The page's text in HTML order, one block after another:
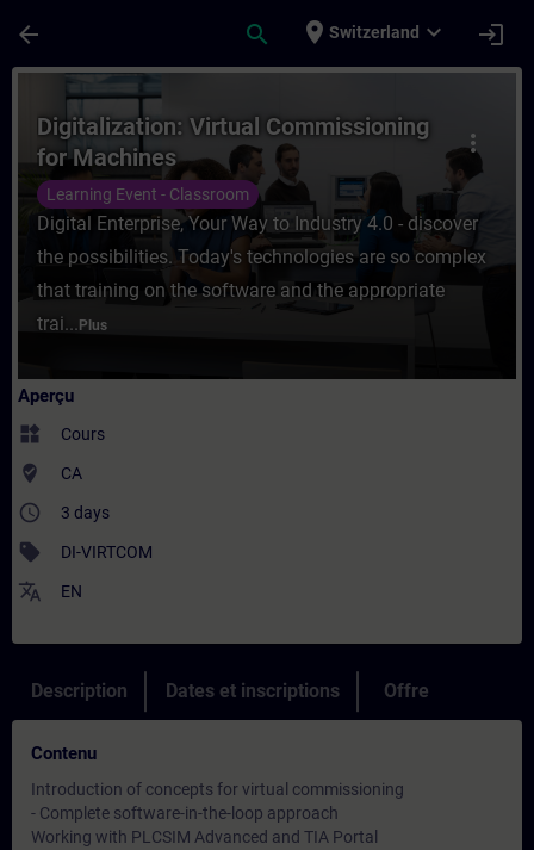
arrow_back search place Switzerland expand_more login
Cours - Digitalization: Virtual
more_vert
Digitalization: Virtual Commissioning
for Machines
Learning Event - Classroom
Digital Enterprise, Your Way to Industry 4.0 - discover
the possibilities. Today's technologies are so complex
that training on the software and the appropriate
trai... Plus
Aperçu
widgets Cours
where_to_vote CA
access_time 3 days
sell DI-VIRTCOM
translate EN
Description Dates et inscriptions Offre
Contenu
Introduction of concepts for virtual commissioning
- Complete software-in-the-loop approach
Working with PLCSIM Advanced and TIA Portal